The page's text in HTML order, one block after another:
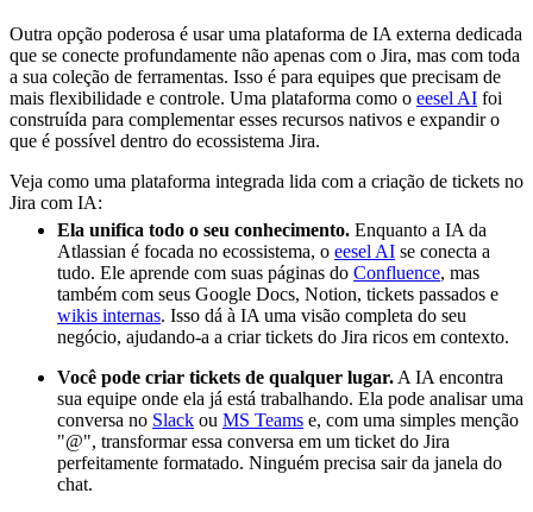
Outra opção poderosa é usar uma plataforma de IA externa dedicada
que se conecte profundamente não apenas com o Jira, mas com toda
a sua coleção de ferramentas. Isso é para equipes que precisam de
mais flexibilidade e controle. Uma plataforma como o eesel AI foi
construída para complementar esses recursos nativos e expandir o
que é possível dentro do ecossistema Jira.
Veja como uma plataforma integrada lida com a criação de tickets no
Jira com IA:
Ela unifica todo o seu conhecimento. Enquanto a IA da
Atlassian é focada no ecossistema, o eesel AI se conecta a
tudo. Ele aprende com suas páginas do Confluence, mas
também com seus Google Docs, Notion, tickets passados e
wikis internas. Isso dá à IA uma visão completa do seu
negócio, ajudando-a a criar tickets do Jira ricos em contexto.
Você pode criar tickets de qualquer lugar. A IA encontra
sua equipe onde ela já está trabalhando. Ela pode analisar uma
conversa no Slack ou MS Teams e, com uma simples menção
"@", transformar essa conversa em um ticket do Jira
perfeitamente formatado. Ninguém precisa sair da janela do
chat.